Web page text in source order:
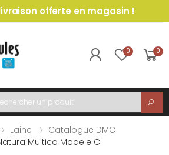
offerte en magasin !
0 0
menu
Laine
Catalogue DMC
Multico Modele C